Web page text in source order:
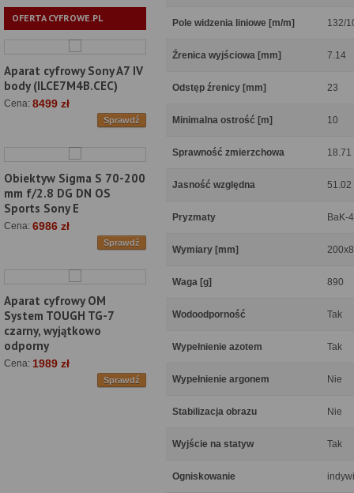
OFERTA CYFROWE.PL
Aparat cyfrowy Sony A7 IV
body (ILCE7M4B.CEC)
Cena: 8499 zł
Sprawdź
Obiektyw Sigma S 70-200
mm f/2.8 DG DN OS
Sports Sony E
Cena: 6986 zł
Sprawdź
Aparat cyfrowy OM
System TOUGH TG-7
czarny, wyjątkowo
odporny
Cena: 1989 zł
Sprawdź
Pole widzenia liniowe [m/m] 132/
Źrenica wyjściowa [mm] 7.14
Odstęp źrenicy [mm] 23
Minimalna ostrość [m] 10
Sprawność zmierzchowa 18.71
Jasność względna 51.02
Pryzmaty BaK-
Wymiary [mm]
Waga [g] 890
Wodoodporność Tak
Wypełnienie azotem Tak
Wypełnienie argonem Nie
Stabilizacja obrazu Nie
Wyjście na statyw Tak
Ogniskowanie